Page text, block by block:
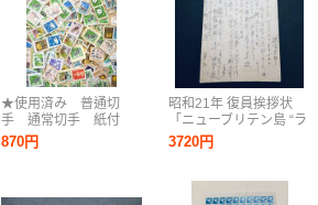
★使用済み 普通切
手 通常切手 紙付
き 1.5kg
870円
昭和21年 復員挨拶状
「ニューブリテン島 “ラ
バウル”より復員」楠公
5銭はがき 国立京都病
3720円